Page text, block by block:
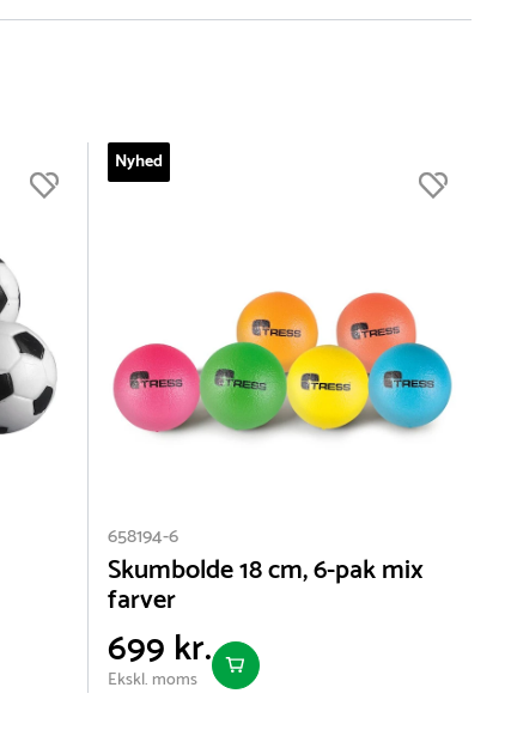
Hive (10)
SKLZ (2)
Vis flere
Nyhed
658194-6
Skumbolde 18 cm, 6-pak mix
farver
699 kr.
Ekskl. moms